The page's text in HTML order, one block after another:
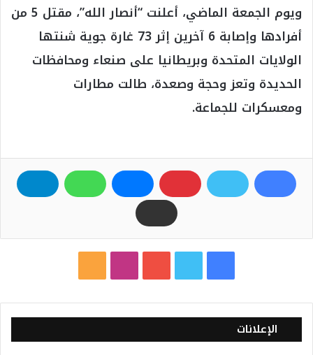
ويوم الجمعة الماضي، أعلنت “أنصار الله”، مقتل 5 من
أفرادها وإصابة 6 آخرين إثر 73 غارة جوية شنتها
الولايات المتحدة وبريطانيا على صنعاء ومحافظات
الحديدة وتعز وحجة وصعدة، طالت مطارات
ومعسكرات للجماعة.
س
ب
ي
ت
ت
ي
س
ت
خ
ص
الإعلانات